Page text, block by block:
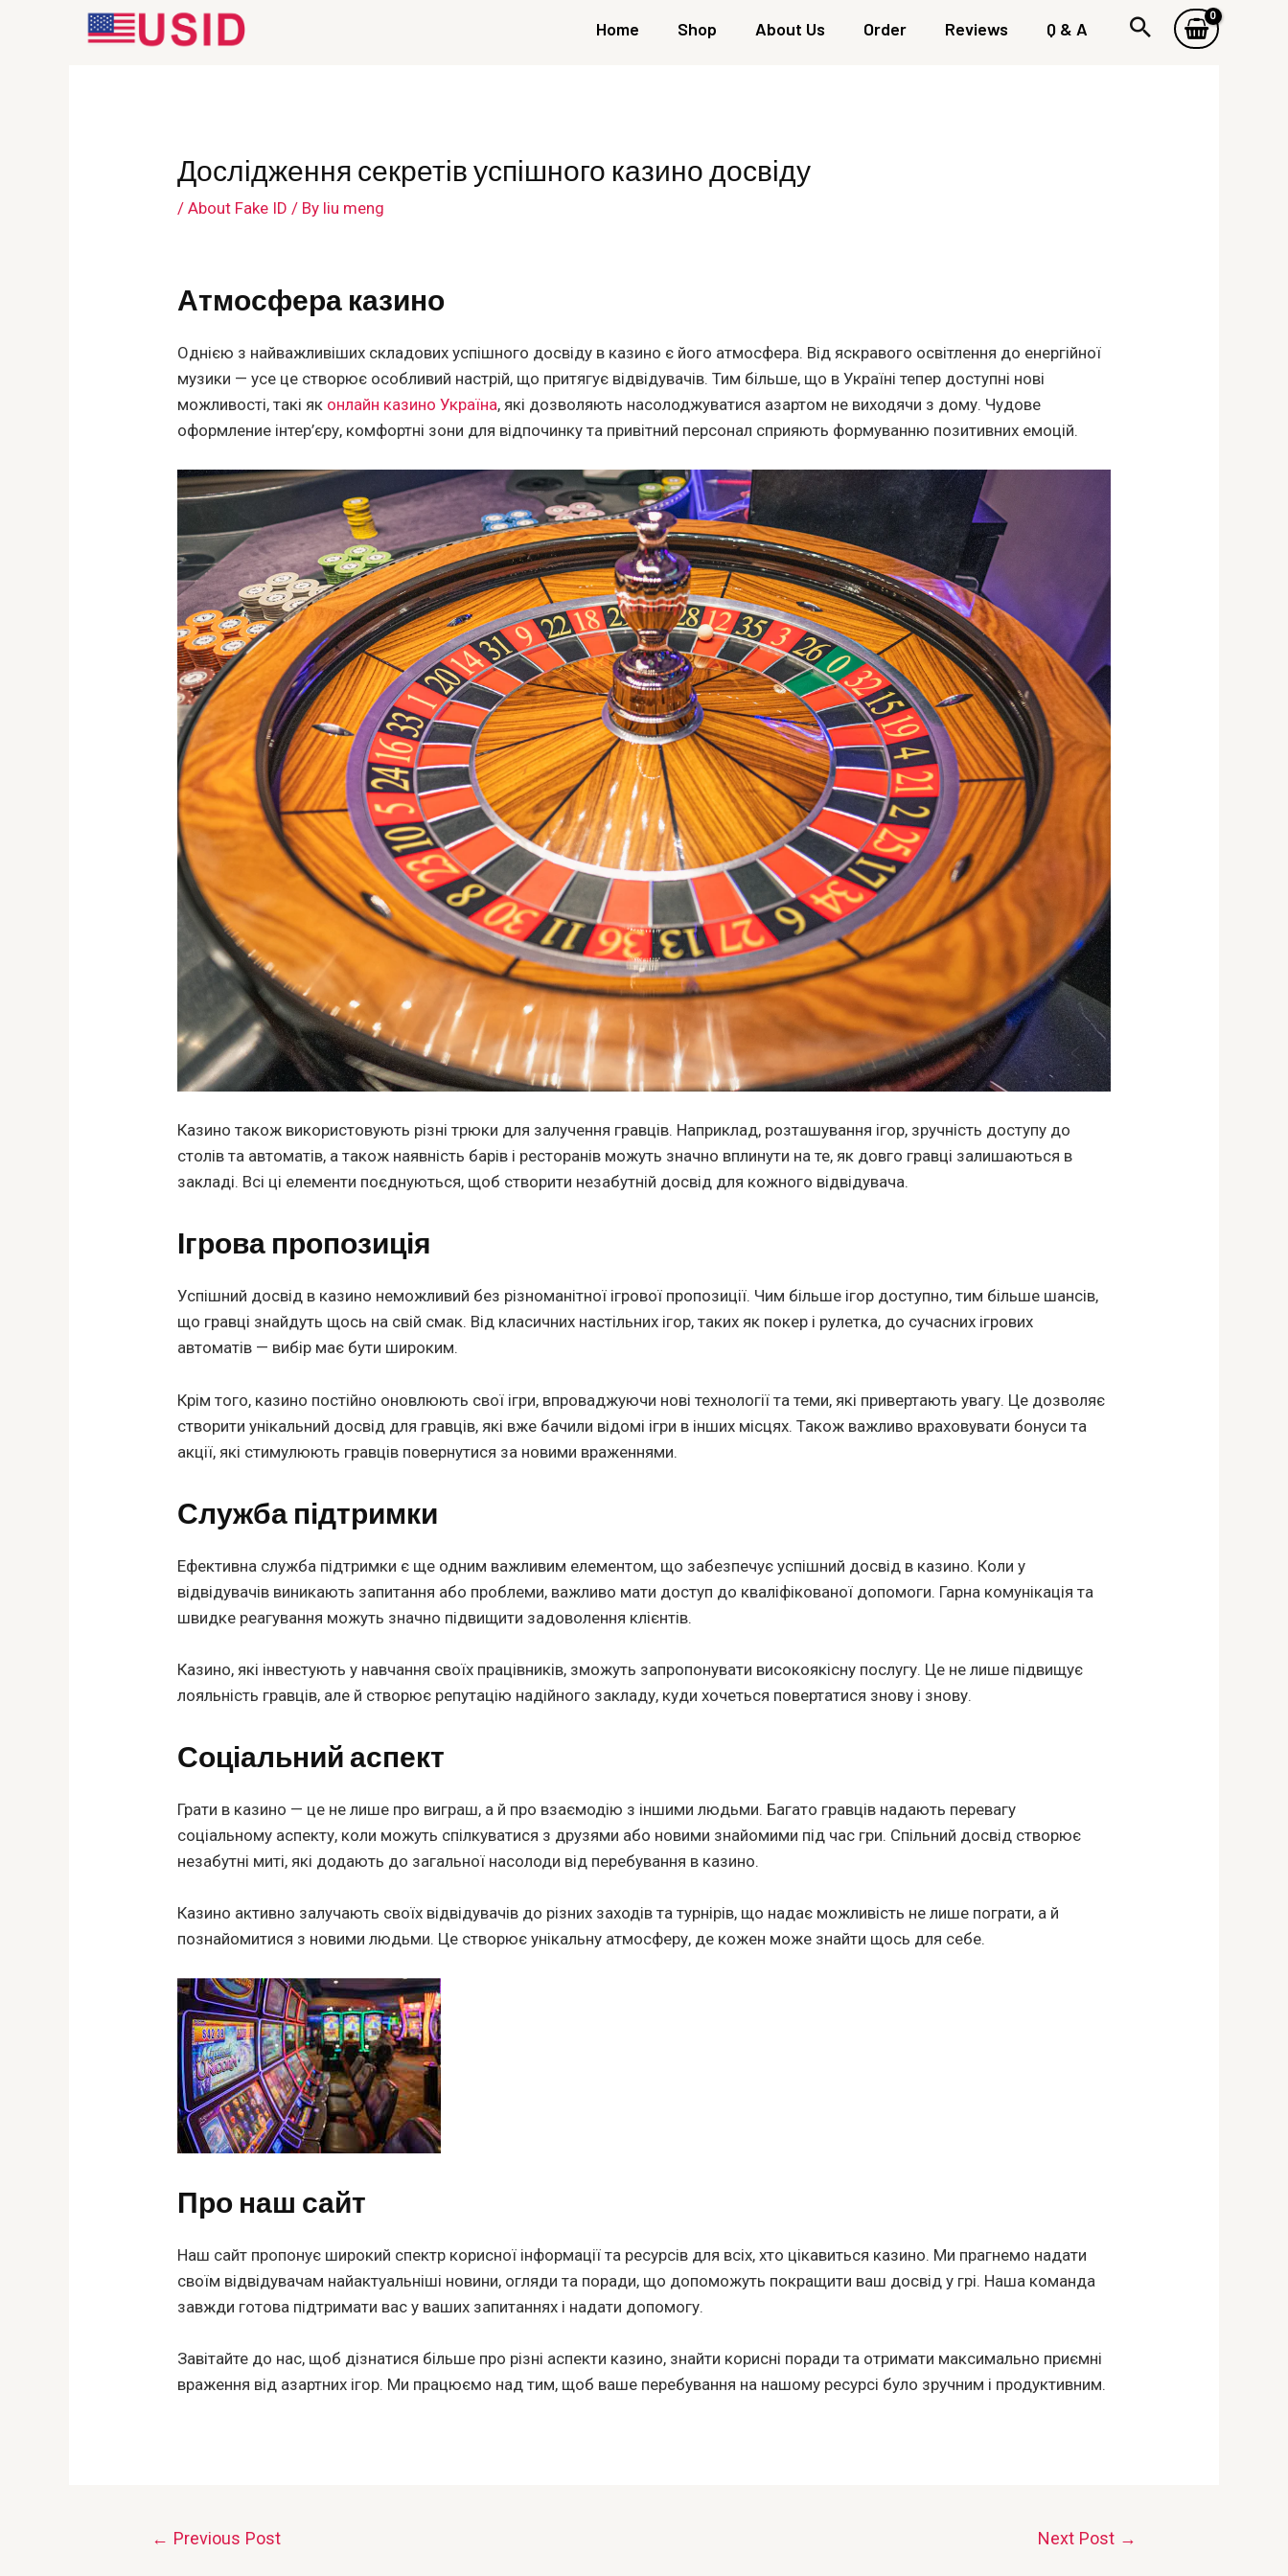
Home Shop About Us Order Reviews Q & A
Дослідження секретів успішного казино досвіду
/About Fake ID / By liu meng
Атмосфера казино
Однією з найважливіших складових успішного досвіду в казино є його атмосфера. Від яскравого освітлення до енергійної
музики — усе це створює особливий настрій, що притягує відвідувачів. Тим більше, що в Україні тепер доступні нові
можливості, такі як онлайн казино Україна, які дозволяють насолоджуватися азартом не виходячи з дому. Чудове
оформление інтер’єру, комфортні зони для відпочинку та привітний персонал сприяють формуванню позитивних емоцій.
Казино також використовують різні трюки для залучення гравців. Наприклад, розташування ігор, зручність доступу до
столів та автоматів, а також наявність барів і ресторанів можуть значно вплинути на те, як довго гравці залишаються в
закладі. Всі ці елементи поєднуються, щоб створити незабутній досвід для кожного відвідувача.
Ігрова пропозиція
Успішний досвід в казино неможливий без різноманітної ігрової пропозиції. Чим більше ігор доступно, тим більше шансів,
що гравці знайдуть щось на свій смак. Від класичних настільних ігор, таких як покер і рулетка, до сучасних ігрових
автоматів — вибір має бути широким.
Крім того, казино постійно оновлюють свої ігри, впроваджуючи нові технології та теми, які привертають увагу. Це дозволяє
створити унікальний досвід для гравців, які вже бачили відомі ігри в інших місцях. Також важливо враховувати бонуси та
акції, які стимулюють гравців повернутися за новими враженнями.
Служба підтримки
Ефективна служба підтримки є ще одним важливим елементом, що забезпечує успішний досвід в казино. Коли у
відвідувачів виникають запитання або проблеми, важливо мати доступ до кваліфікованої допомоги. Гарна комунікація та
швидке реагування можуть значно підвищити задоволення клієнтів.
Казино, які інвестують у навчання своїх працівників, зможуть запропонувати високоякісну послугу. Це не лише підвищує
лояльність гравців, але й створює репутацію надійного закладу, куди хочеться повертатися знову і знову.
Соціальний аспект
Грати в казино — це не лише про виграш, а й про взаємодію з іншими людьми. Багато гравців надають перевагу
соціальному аспекту, коли можуть спілкуватися з друзями або новими знайомими під час гри. Спільний досвід створює
незабутні миті, які додають до загальної насолоди від перебування в казино.
Казино активно залучають своїх відвідувачів до різних заходів та турнірів, що надає можливість не лише пограти, а й
познайомитися з новими людьми. Це створює унікальну атмосферу, де кожен може знайти щось для себе.
Про наш сайт
Наш сайт пропонує широкий спектр корисної інформації та ресурсів для всіх, хто цікавиться казино. Ми прагнемо надати
своїм відвідувачам найактуальніші новини, огляди та поради, що допоможуть покращити ваш досвід у грі. Наша команда
завжди готова підтримати вас у ваших запитаннях і надати допомогу.
Завітайте до нас, щоб дізнатися більше про різні аспекти казино, знайти корисні поради та отримати максимально приємні
враження від азартних ігор. Ми працюємо над тим, щоб ваше перебування на нашому ресурсі було зручним і продуктивним.
← Previous Post Next Post →